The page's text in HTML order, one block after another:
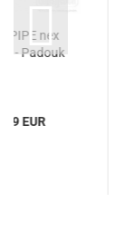
PIPE nex
- Padouk
EUR